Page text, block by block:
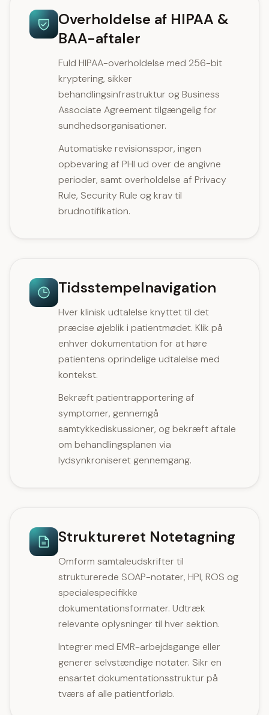
Overholdelse af HIPAA &
BAA-aftaler
Fuld HIPAA-overholdelse med 256-bit
kryptering, sikker
behandlingsinfrastruktur og Business
Associate Agreement tilgængelig for
sundhedsorganisationer.
Automatiske revisionsspor, ingen
opbevaring af PHI ud over de angivne
perioder, samt overholdelse af Privacy
Rule, Security Rule og krav til
brudnotifikation.
Tidsstempelnavigation
Hver klinisk udtalelse knyttet til det
præcise øjeblik i patientmødet. Klik på
enhver dokumentation for at høre
patientens oprindelige udtalelse med
kontekst.
Bekræft patientrapportering af
symptomer, gennemgå
samtykkediskussioner, og bekræft aftale
om behandlingsplanen via
lydsynkroniseret gennemgang.
Struktureret Notetagning
Omform samtaleudskrifter til
strukturerede SOAP-notater, HPI, ROS og
specialespecifikke
dokumentationsformater. Udtræk
relevante oplysninger til hver sektion.
Integrer med EMR-arbejdsgange eller
generer selvstændige notater. Sikr en
ensartet dokumentationsstruktur på
tværs af alle patientforløb.